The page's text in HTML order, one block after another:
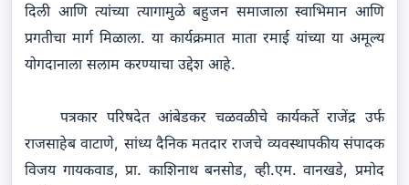
दिली आणि त्यांच्या त्यागामुळे बहुजन समाजाला स्वाभिमान आणि
प्रगतीचा मार्ग मिळाला. या कार्यक्रमात माता रमाई यांच्या या अमूल्य
योगदानाला सलाम करण्याचा उद्देश आहे.
पत्रकार परिषदेत आंबेडकर चळवळीचे कार्यकर्ते राजेंद्र उर्फ
राजसाहेब वाटाणे, सांध्य दैनिक मतदार राजचे व्यवस्थापकीय संपादक
विजय गायकवाड, प्रा. काशिनाथ बनसोड, व्ही.एम. वानखडे, प्रमोद